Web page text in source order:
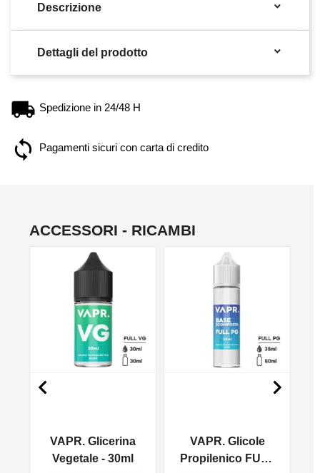
Descrizione 
Dettagli del prodotto 
Spedizione in 24/48 H
Pagamenti sicuri con carta di credito
ACCESSORI - RICAMBI
VAPR. Glicerina
Vegetale - 30ml
VAPR. Glicole
Propilenico FULL
 